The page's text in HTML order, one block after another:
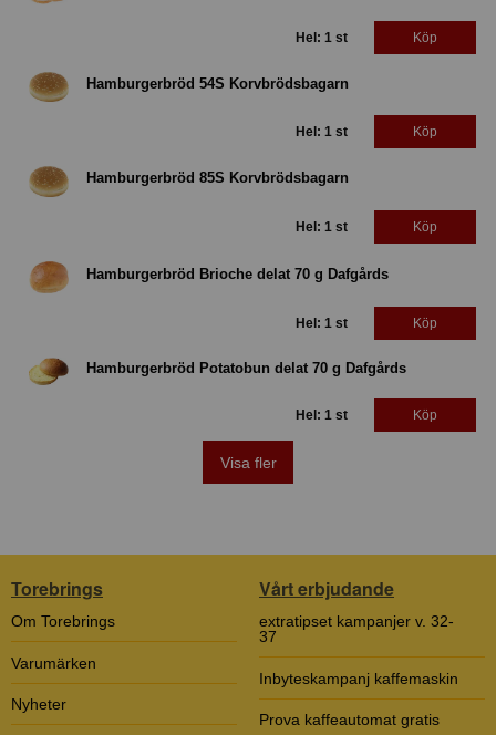
Hel: 1 st Köp
Hamburgerbröd 54S Korvbrödsbagarn
Hel: 1 st Köp
Hamburgerbröd 85S Korvbrödsbagarn
Hel: 1 st Köp
Hamburgerbröd Brioche delat 70 g Dafgårds
Hel: 1 st Köp
Hamburgerbröd Potatobun delat 70 g Dafgårds
Hel: 1 st Köp
Visa fler
Torebrings
Om Torebrings
Varumärken
Nyheter
Vårt erbjudande
extratipset kampanjer v. 32-
37
Inbyteskampanj kaffemaskin
Prova kaffeautomat gratis